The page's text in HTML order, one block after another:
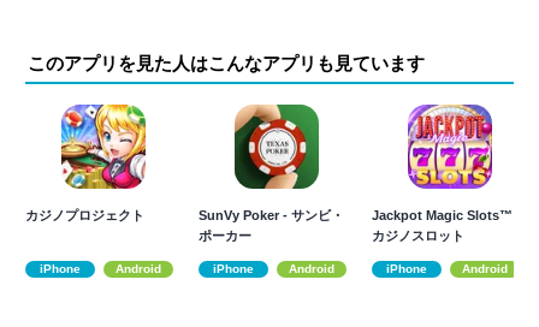
このアプリを見た人はこんなアプリも見ています
カジノプロジェクト
iPhone Android
SunVy Poker - サンビ・
ポーカー
iPhone Android
Jackpot Magic Slots™ -
カジノスロット
iPhone Android